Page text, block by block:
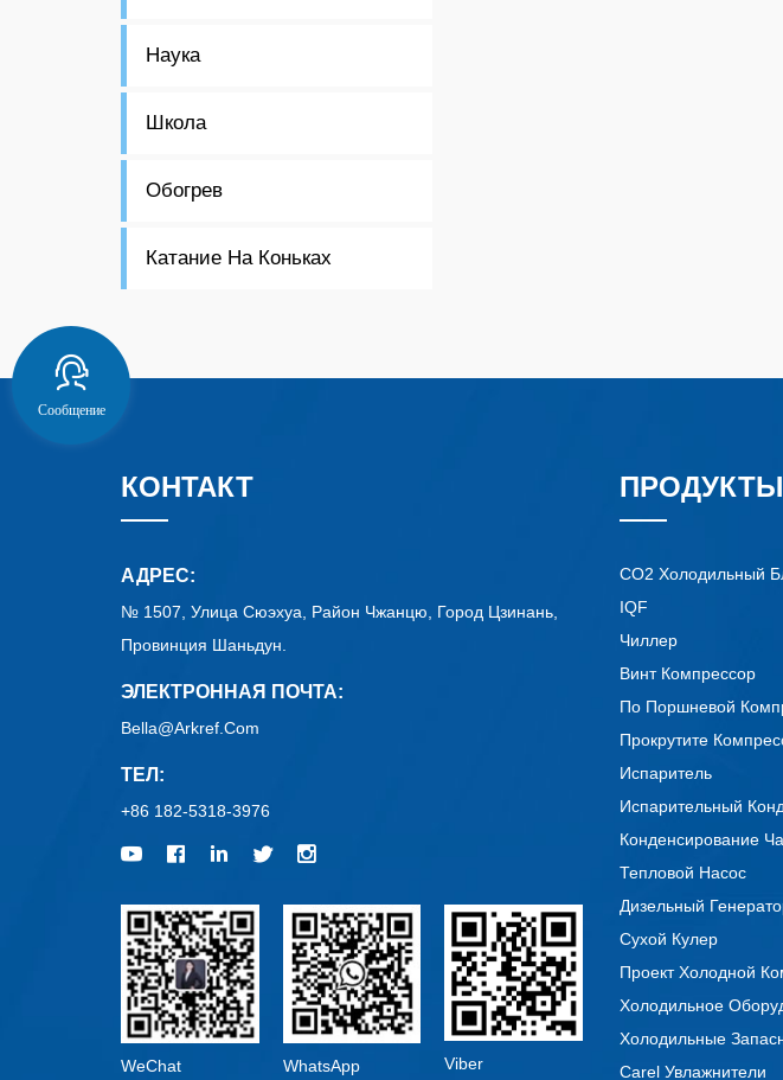
Наука
Школа
Обогрев
Катание На Коньках
Сообщение
КОНТАКТ
АДРЕС:
№ 1507, Улица Сюэхуа, Район Чжанцю, Город Цзинань,
Провинция Шаньдун.
ЭЛЕКТРОННАЯ ПОЧТА:
Bella@arkref.com
ТЕЛ:
+86 182-5318-3976
WeChat WhatsApp Viber
ПРОДУКТЫ
CO2 Холодильный
IQF
Чиллер
Винт Компрессор
По Поршневой
Прокрутите
Испаритель
Испарительный
Конденсирование
Тепловой Насос
Дизельный
Сухой Кулер
Проект Холодной
Холодильное
Холодильные
Carel Увлажнители